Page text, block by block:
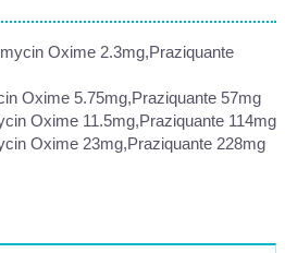
Oxime 2.3mg,Praziquante
Oxime 5.75mg,Praziquante 57mg
Oxime 11.5mg,Praziquante 114mg
Oxime 23mg,Praziquante 228mg